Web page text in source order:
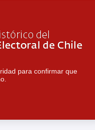
para confirmar que